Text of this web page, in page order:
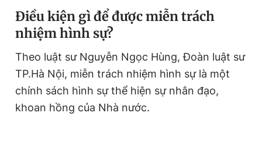
Điều kiện gì để được miễn trách
nhiệm hình sự?
Theo luật sư Nguyễn Ngọc Hùng, Đoàn luật sư
TP.Hà Nội, miễn trách nhiệm hình sự là một
chính sách hình sự thể hiện sự nhân đạo,
khoan hồng của Nhà nước.